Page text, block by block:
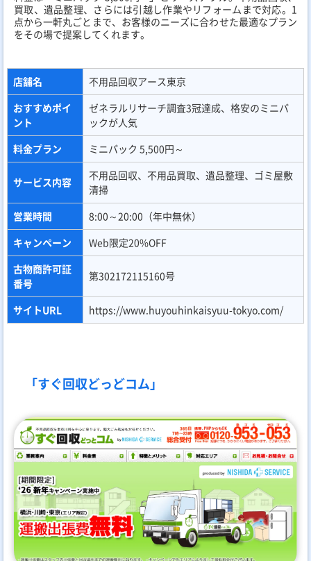
買取、遺品整理、さらには引越し作業やリフォームまで対応。1
点から一軒丸ごとまで、お客様のニーズに合わせた最適なプラン
をその場で提案してくれます。
店舗名
不用品回収アース東京
おすすめポイ
ント
ゼネラルリサーチ調査3冠達成、格安のミニパ
ックが人気
料金プラン
ミニパック 5,500円～
サービス内容
不用品回収、不用品買取、遺品整理、ゴミ屋敷
清掃
営業時間
8:00～20:00（年中無休）
キャンペーン
Web限定20%OFF
古物商許可証
番号
第302172115160号
サイトURL https://www.huyouhinkaisyuu-tokyo.com/
「すぐ回収どっどコム」